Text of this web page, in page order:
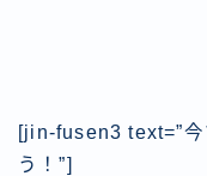
[jin-fusen3 text=”今
う！”]